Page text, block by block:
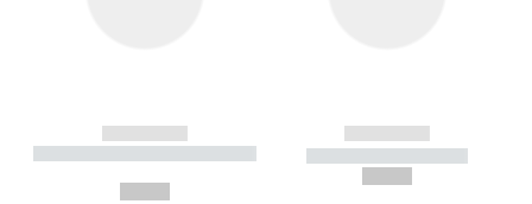
------------
----------- ----------- --------
------------
----------- -----------